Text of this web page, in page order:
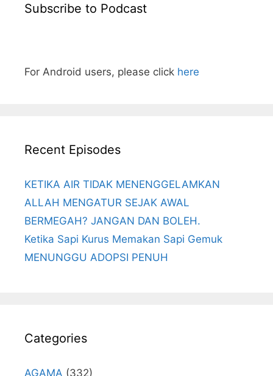
Subscribe to Podcast
For Android users, please click here
Recent Episodes
KETIKA AIR TIDAK MENENGGELAMKAN
ALLAH MENGATUR SEJAK AWAL
BERMEGAH? JANGAN DAN BOLEH.
Ketika Sapi Kurus Memakan Sapi Gemuk
MENUNGGU ADOPSI PENUH
Categories
AGAMA (332)